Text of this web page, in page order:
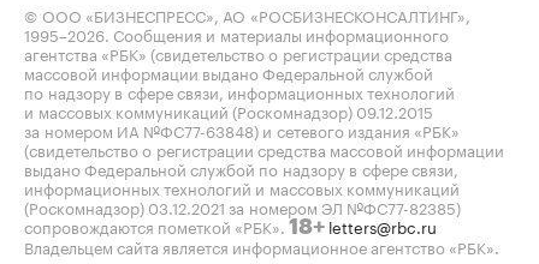
© ООО «БИЗНЕСПРЕСС», АО «РОСБИЗНЕСКОНСАЛТИНГ»,
1995–2026 . Сообщения и материалы информационного
агентства «РБК» (свидетельство о регистрации средства
массовой информации выдано Федеральной службой
по надзору в сфере связи, информационных технологий
и массовых коммуникаций (Роскомнадзор) 09.12.2015
за номером ИА №ФС77-63848) и сетевого издания «РБК»
(свидетельство о регистрации средства массовой информации
выдано Федеральной службой по надзору в сфере связи,
информационных технологий и массовых коммуникаций
(Роскомнадзор) 03.12.2021 за номером ЭЛ №ФС77-82385)
сопровождаются пометкой «РБК». 18+ letters@rbc.ru
Владельцем сайта является информационное агентство «РБК».